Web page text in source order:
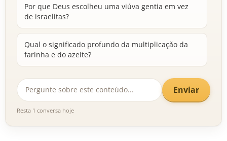
Por que Deus escolheu uma viúva gentia em vez
de israelitas?
Qual o significado profundo da multiplicação da
farinha e do azeite?
Enviar
Resta 1 conversa hoje